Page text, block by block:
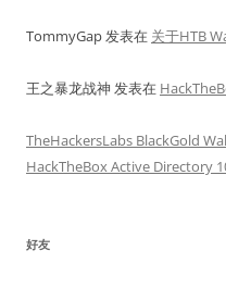
TommyGap发表在 关于HTB
王之暴龙战神 发表在
TheHackersLabs BlackGold
HackTheBox Active Directory
好友